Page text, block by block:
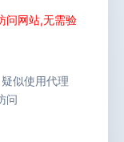
问网站,无需验
疑似使用代理
问